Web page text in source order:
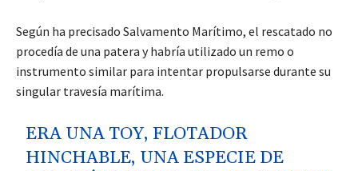
Según ha precisado Salvamento Marítimo, el rescatado no
procedía de una patera y habría utilizado un remo o
instrumento similar para intentar propulsarse durante su
singular travesía marítima.
ERA UNA TOY, FLOTADOR
HINCHABLE, UNA ESPECIE DE